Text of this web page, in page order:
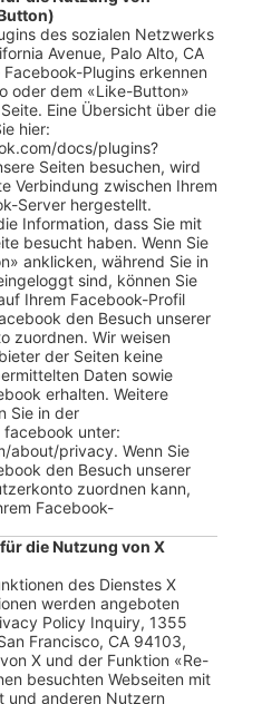
des sozialen Netzwerks
Avenue, Palo Alto, CA
Plugins erkennen
oder dem «Like-Button»
Eine Übersicht über die
hier:
docs/plugins?
Seiten besuchen, wird
Verbindung zwischen Ihrem
Server hergestellt.
Information, dass Sie mit
besucht haben. Wenn Sie
anklicken, während Sie in
sind, können Sie
Ihrem Facebook-Profil
den Besuch unserer
zuordnen. Wir weisen
der Seiten keine
Daten sowie
erhalten. Weitere
Sie in der
unter:
about/privacy. Wenn Sie
den Besuch unserer
zuordnen kann,
Facebook-
die Nutzung von X
des Dienstes X
werden angeboten
Policy Inquiry, 1355
Francisco, CA 94103,
X und der Funktion «Re-
besuchten Webseiten mit
und anderen Nutzern